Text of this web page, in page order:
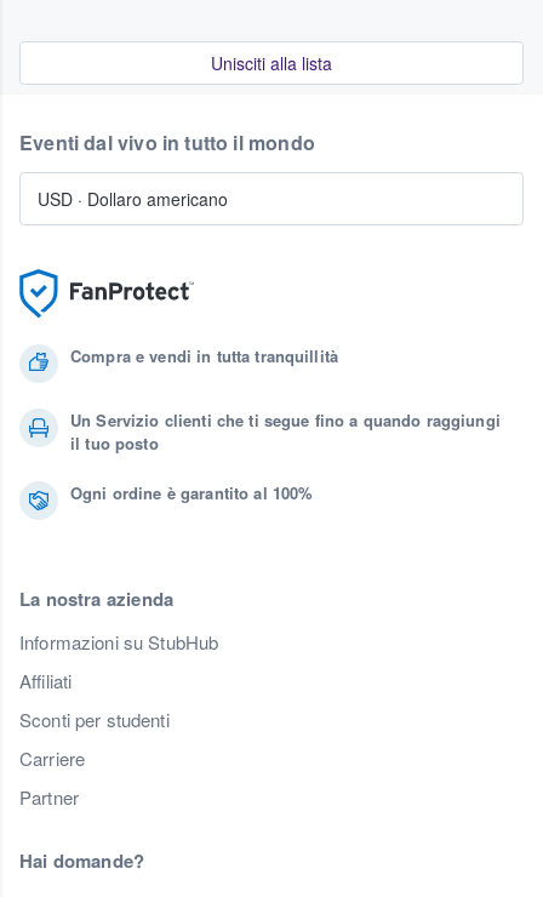
Unisciti alla lista
Compra e vendi in tutta tranquillità
Un Servizio clienti che ti segue fino a quando raggiungi
il tuo posto
Ogni ordine è garantito al 100%
La nostra azienda
Informazioni su StubHub
Affiliati
Sconti per studenti
Carriere
Partner
Hai domande?
Eventi dal vivo in tutto il mondo
USD · Dollaro americano